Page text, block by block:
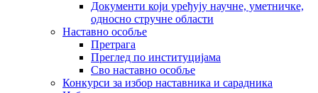
Документи који уређују научне, уметничке,
односно стручне области
Наставно особље
Претрага
Преглед по институцијама
Сво наставно особље
Конкурси за избор наставника и сарадника